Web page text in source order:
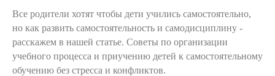
Все родители хотят чтобы дети учились самостоятельно,
но как развить самостоятельность и самодисциплину -
расскажем в нашей статье. Советы по организации
учебного процесса и приучению детей к самостоятельному
обучению без стресса и конфликтов.